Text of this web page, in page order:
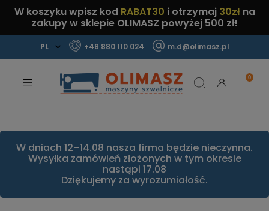
W koszyku wpisz kod RABAT30 i otrzymaj 30złna
zakupy w sklepie OLIMASZ powyżej 500 zł!
+48 880 110 024 m.d@olimasz.pl
Sprawdź!
W dniach 12–14.08 nasza firma będzie nieczynna.
Wysyłka zamówień złożonych w tym okresie
nastąpi 17.08
Dziękujemy za wyrozumiałość.